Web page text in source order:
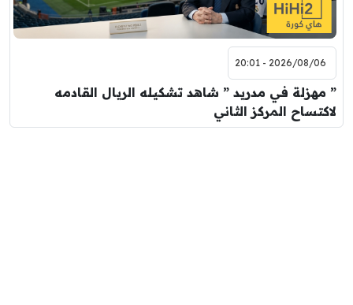
2026/08/06 - 20:01
” مهزلة في مدريد ” شاهد تشكيله الريال القادمه
لاكتساح المركز الثاني